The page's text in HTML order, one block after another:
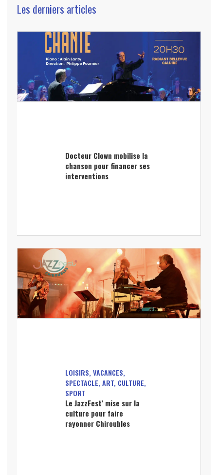
Les derniers articles
Docteur Clown mobilise la
chanson pour financer ses
interventions
LOISIRS, VACANCES,
SPECTACLE, ART, CULTURE,
SPORT
Le JazzFest’ mise sur la
culture pour faire
rayonner Chiroubles